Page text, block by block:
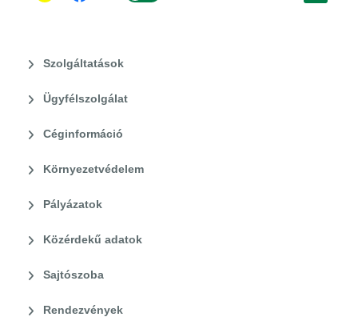
Szolgáltatások
Ügyfélszolgálat
Céginformáció
Környezetvédelem
Pályázatok
Közérdekű adatok
Sajtószoba
Rendezvények